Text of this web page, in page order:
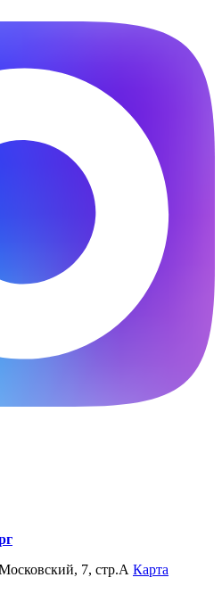
7, стр.А Карта